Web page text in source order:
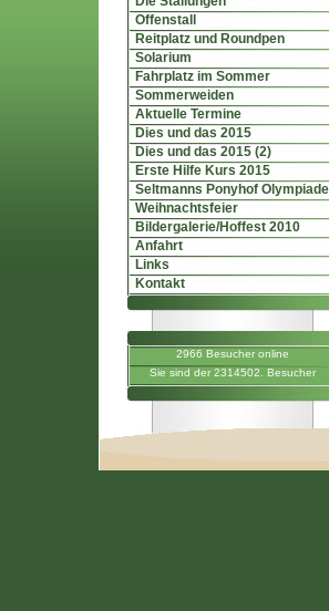
Offenstall
Reitplatz und Roundpen
Solarium
Fahrplatz im Sommer
Sommerweiden
Aktuelle Termine
Dies und das 2015
Dies und das 2015 (2)
Erste Hilfe Kurs 2015
Seltmanns Ponyhof Olympiade
Weihnachtsfeier
Bildergalerie/Hoffest 2010
Anfahrt
Links
Kontakt
2966 Besucher online
Sie sind der 2314502. Besucher